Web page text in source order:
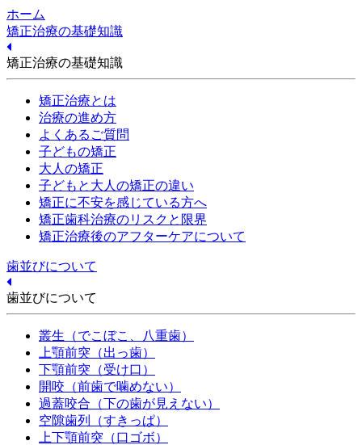
ホーム
矯正治療の基礎知識
矯正治療の基礎知識
矯正治療とは
治療の進め方
よくあるご質問
子どもの矯正
大人の矯正
子どもと大人の矯正の違い
矯正に不安を感じている方へ
矯正歯科治療のリスクと限界
矯正治療後のアフターケアについて
歯並びについて
歯並びについて
叢生（でこぼこ、八重歯）
上顎前突（出っ歯）
下顎前突（受け口）
開咬（前歯で噛めない）
過蓋咬合（下の歯が見えない）
空隙歯列（すきっぱ）
上下顎前突（口ゴボ）